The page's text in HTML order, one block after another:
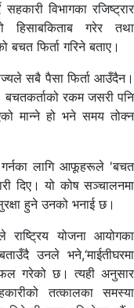
विभागका रजिष्ट्रार
हिसाबकिताब गरेर तथा
फिर्ता गरिने बताए।
सबै पैसा फिर्ता आउँदैन।
रकम जसरी पनि
मान्ने हो भने समय तोक्न
गर्नका लागि आफूहरूले 'बचत
दिए। यो कोष सञ्चालनमा
हुने उनको भनाई छ।
राष्ट्रिय योजना आयोगका
उनले भने,‘माईतीघरमा
गरेको छ। त्यही अनुसार
तत्कालका समस्या